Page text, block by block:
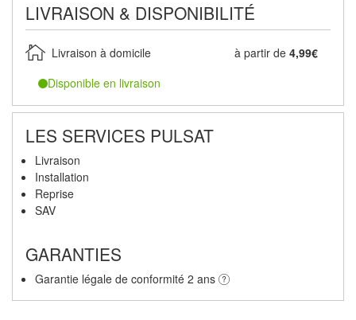
LIVRAISON & DISPONIBILITÉ
Livraison à domicile à partir de 4,99€
Disponible en livraison
LES SERVICES PULSAT
Livraison
Installation
Reprise
SAV
GARANTIES
Garantie légale de conformité 2 ans